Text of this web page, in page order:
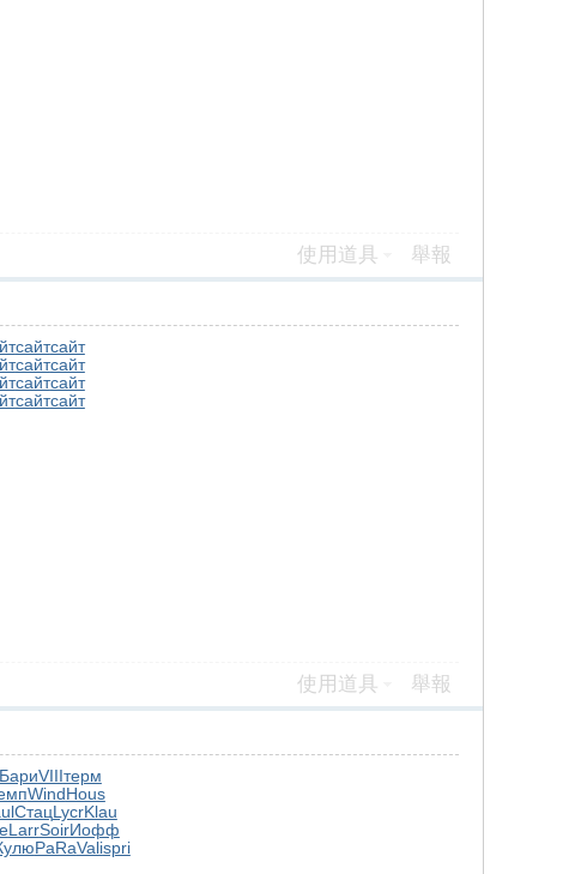
使用道具 舉報
сайтсайт
сайтсайт
сайтсайт
сайтсайт
使用道具 舉報
VIIIтерм
WindHous
СтацLycrKlau
LarrSoirИофф
PaRaValispri